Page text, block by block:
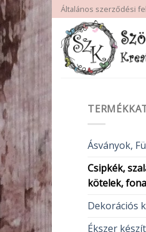
Skip
to
content
Általános szerződési
Ásványok,
Csipkék,
kötelek,
Dekorációs
Ékszer